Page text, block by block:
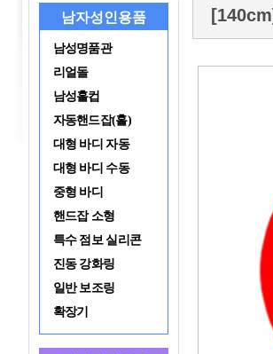
남자성인용품
남성명품관
리얼돌
남성홀컵
자동핸드잡(홀)
대형 바디 자동
대형 바디 수동
중형 바디
핸드잡 소형
특수 점보 실리콘
진동 강화링
일반 보조링
확장기